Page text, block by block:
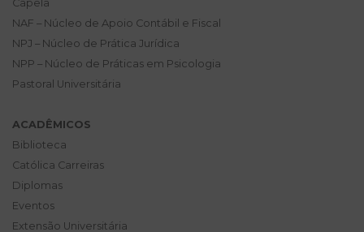
Capela
NAF – Núcleo de Apoio Contábil e Fiscal
NPJ – Núcleo de Prática Jurídica
NPP – Núcleo de Práticas em Psicologia
Pastoral Universitária
ACADÊMICOS
Biblioteca
Católica Carreiras
Diplomas
Eventos
Extensão Universitária